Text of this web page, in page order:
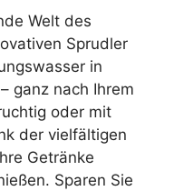
Welt des
Sprudler
in
ganz nach Ihrem
oder mit
der vielfältigen
Getränke
Sparen Sie